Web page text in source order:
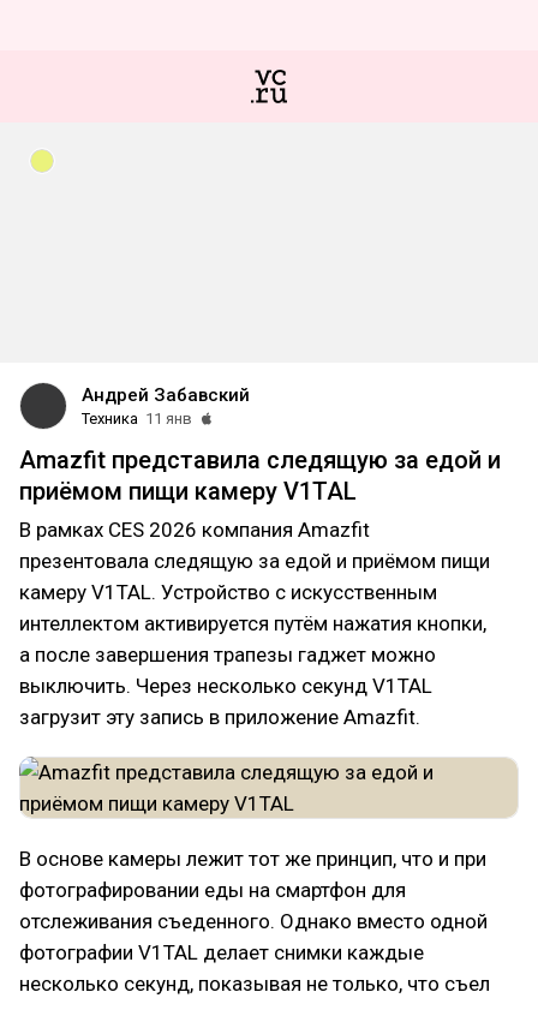
Андрей Забавский
Техника 11 янв
Amazfit представила следящую за едой и
приёмом пищи камеру V1TAL
В рамках CES 2026 компания Amazfit
презентовала следящую за едой и приёмом пищи
камеру V1TAL. Устройство с искусственным
интеллектом активируется путём нажатия кнопки,
а после завершения трапезы гаджет можно
выключить. Через несколько секунд V1TAL
загрузит эту запись в приложение Amazfit.
В основе камеры лежит тот же принцип, что и при
фотографировании еды на смартфон для
отслеживания съеденного. Однако вместо одной
фотографии V1TAL делает снимки каждые
несколько секунд, показывая не только, что съел